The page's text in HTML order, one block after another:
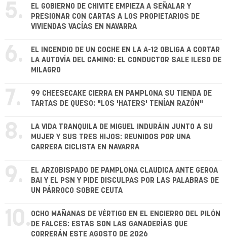
5.
EL GOBIERNO DE CHIVITE EMPIEZA A SEÑALAR Y
PRESIONAR CON CARTAS A LOS PROPIETARIOS DE
VIVIENDAS VACÍAS EN NAVARRA
6.
EL INCENDIO DE UN COCHE EN LA A-12 OBLIGA A CORTAR
LA AUTOVÍA DEL CAMINO: EL CONDUCTOR SALE ILESO DE
MILAGRO
7.
99 CHEESECAKE CIERRA EN PAMPLONA SU TIENDA DE
TARTAS DE QUESO: "LOS 'HATERS' TENÍAN RAZÓN"
8.
LA VIDA TRANQUILA DE MIGUEL INDURÁIN JUNTO A SU
MUJER Y SUS TRES HIJOS: REUNIDOS POR UNA
CARRERA CICLISTA EN NAVARRA
9.
EL ARZOBISPADO DE PAMPLONA CLAUDICA ANTE GEROA
BAI Y EL PSN Y PIDE DISCULPAS POR LAS PALABRAS DE
UN PÁRROCO SOBRE CEUTA
10. OCHO MAÑANAS DE VÉRTIGO EN EL ENCIERRO DEL PILÓN
DE FALCES: ESTAS SON LAS GANADERÍAS QUE
CORRERÁN ESTE AGOSTO DE 2026